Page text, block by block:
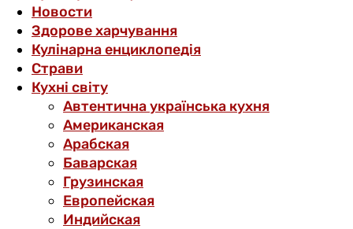
Новости
Здорове харчування
Кулінарна енциклопедія
Страви
Кухні світу
Автентична українська кухня
Американская
Арабская
Баварская
Грузинская
Европейская
Индийская